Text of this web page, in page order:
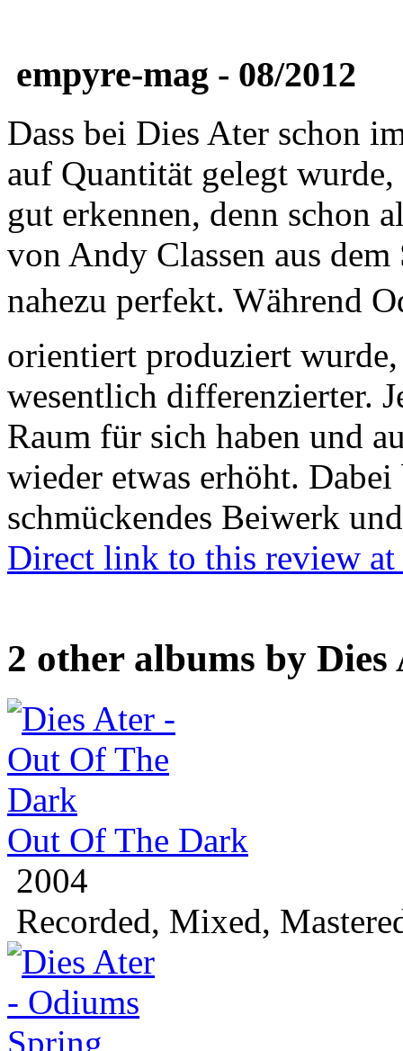
empyre-mag - 08/2012
Dass bei Dies Ater schon
auf Quantität gelegt
gut erkennen, denn schon
von Andy Classen aus
nahezu perfekt. Während
orientiert produziert
wesentlich differenzierter.
Raum für sich haben und
wieder etwas erhöht.
schmückendes Beiwerk
Direct link to this review at
2 other albums by Dies
Out Of The Dark
2004
Recorded, Mixed,